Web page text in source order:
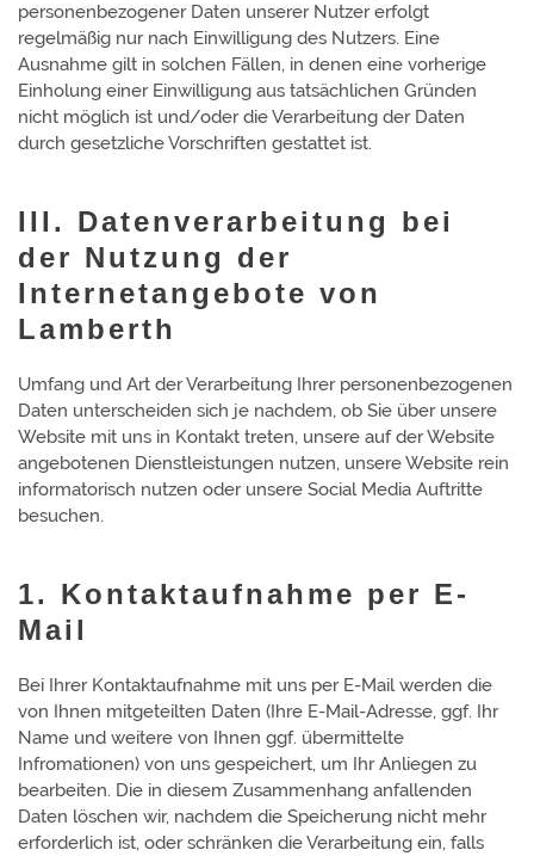
personenbezogener Daten unserer Nutzer erfolgt
regelmäßig nur nach Einwilligung des Nutzers. Eine
Ausnahme gilt in solchen Fällen, in denen eine vorherige
Einholung einer Einwilligung aus tatsächlichen Gründen
nicht möglich ist und/oder die Verarbeitung der Daten
durch gesetzliche Vorschriften gestattet ist.
III. Datenverarbeitung bei
der Nutzung der
Internetangebote von
Lamberth
Umfang und Art der Verarbeitung Ihrer personenbezogenen
Daten unterscheiden sich je nachdem, ob Sie über unsere
Website mit uns in Kontakt treten, unsere auf der Website
angebotenen Dienstleistungen nutzen, unsere Website rein
informatorisch nutzen oder unsere Social Media Auftritte
besuchen.
1. Kontaktaufnahme per E-
Mail
Bei Ihrer Kontaktaufnahme mit uns per E-Mail werden die
von Ihnen mitgeteilten Daten (Ihre E-Mail-Adresse, ggf. Ihr
Name und weitere von Ihnen ggf. übermittelte
Infromationen) von uns gespeichert, um Ihr Anliegen zu
bearbeiten. Die in diesem Zusammenhang anfallenden
Daten löschen wir, nachdem die Speicherung nicht mehr
erforderlich ist, oder schränken die Verarbeitung ein, falls